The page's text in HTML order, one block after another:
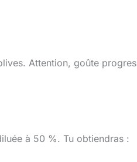
Attention, goûte
à 50 %. Tu obtiendras :